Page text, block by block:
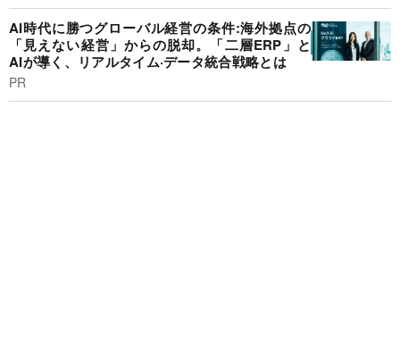
AI時代に勝つグローバル経営の条件:海外拠点の
「見えない経営」からの脱却。「二層ERP」と
AIが導く、リアルタイム·データ統合戦略とは
PR